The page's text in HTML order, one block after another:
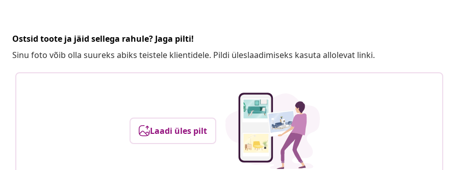
Ostsid toote ja jäid sellega rahule? Jaga pilti!
Sinu foto võib olla suureks abiks teistele klientidele. Pildi üleslaadimiseks kasuta allolevat linki.
Laadi üles pilt